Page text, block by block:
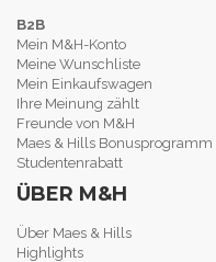
B2B
Mein M&H-Konto
Meine Wunschliste
Mein Einkaufswagen
Ihre Meinung zählt
Freunde von M&H
Maes & Hills Bonusprogramm
Studentenrabatt
ÜBER M&H
Über Maes & Hills
Highlights